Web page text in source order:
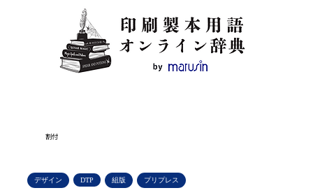
割付
デザイン DTP 組版 プリプレス